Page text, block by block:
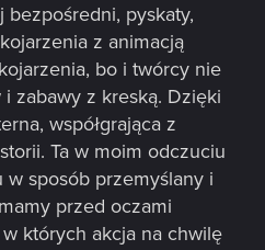
pyskaty,
z animacją
bo i twórcy nie
zabawy z kreską. Dzięki
współgrająca z
Ta w moim odczuciu
w sposób przemyślany i
przed oczami
których akcja na chwilę